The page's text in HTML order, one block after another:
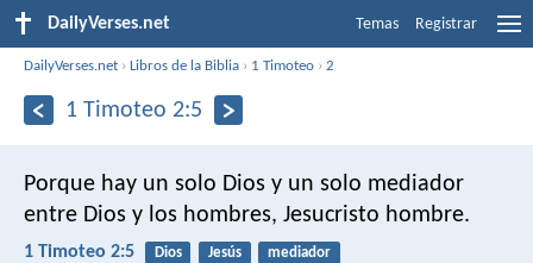
DailyVerses.net Temas Registrar
DailyVerses.net ›Libros de la Biblia › 1 Timoteo ›2
1 Timoteo 2:5
Porque hay un solo Dios y un solo mediador
entre Dios y los hombres, Jesucristo hombre.
1 Timoteo 2:5 Dios Jesús mediador